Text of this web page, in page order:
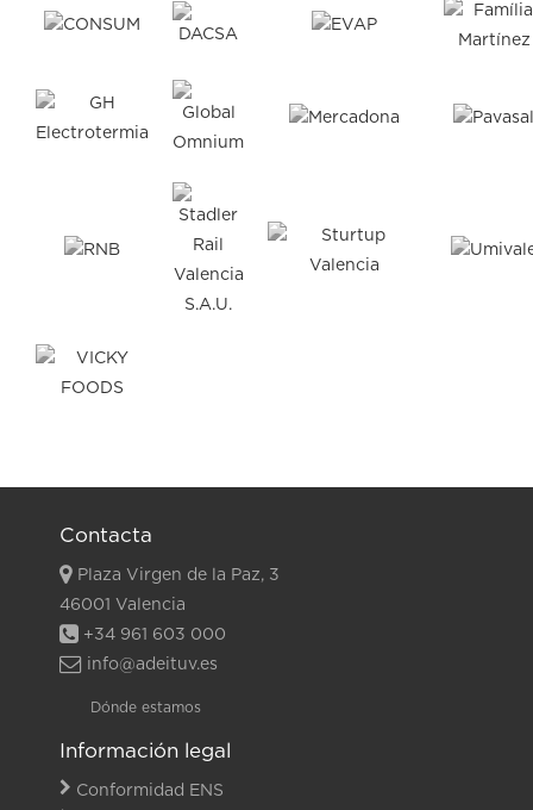
Contacta
Plaza Virgen de la Paz, 3
46001 Valencia
+34 961 603 000
info@adeituv.es
Dónde estamos
Información legal
Conformidad ENS